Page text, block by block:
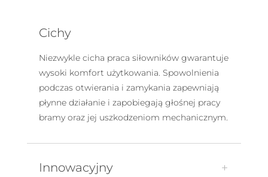
Cichy
Niezwykle cicha praca siłowników gwarantuje
wysoki komfort użytkowania. Spowolnienia
podczas otwierania i zamykania zapewniają
płynne działanie i zapobiegają głośnej pracy
bramy oraz jej uszkodzeniom mechanicznym.
Innowacyjny